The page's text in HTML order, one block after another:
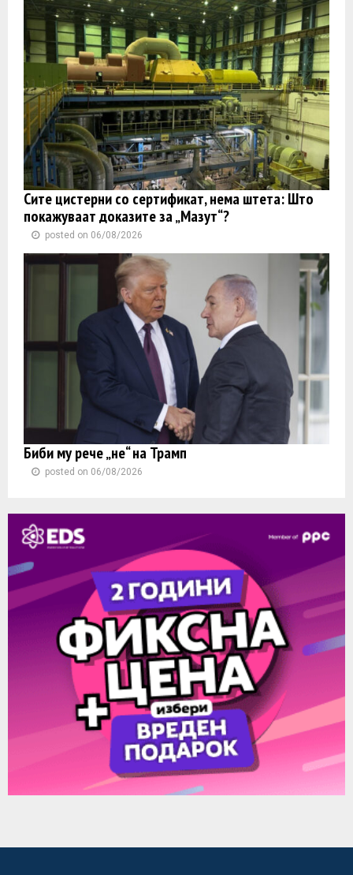
Сите цистерни со сертификат, нема штета: Што
покажуваат доказите за „Мазут“?
posted on 06/08/2026
Биби му рече „не“ на Трамп
posted on 06/08/2026